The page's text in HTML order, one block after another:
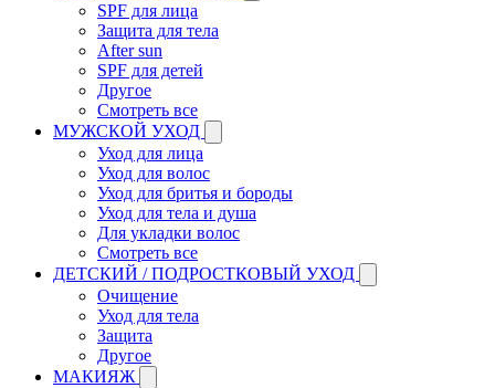
SPF для лица
Защита для тела
After sun
SPF для детей
Другое
Смотреть все
МУЖСКОЙ УХОД
Уход для лица
Уход для волос
Уход для бритья и бороды
Уход для тела и душа
Для укладки волос
Смотреть все
ДЕТСКИЙ / ПОДРОСТКОВЫЙ УХОД
Очищение
Уход для тела
Защита
Другое
МАКИЯЖ